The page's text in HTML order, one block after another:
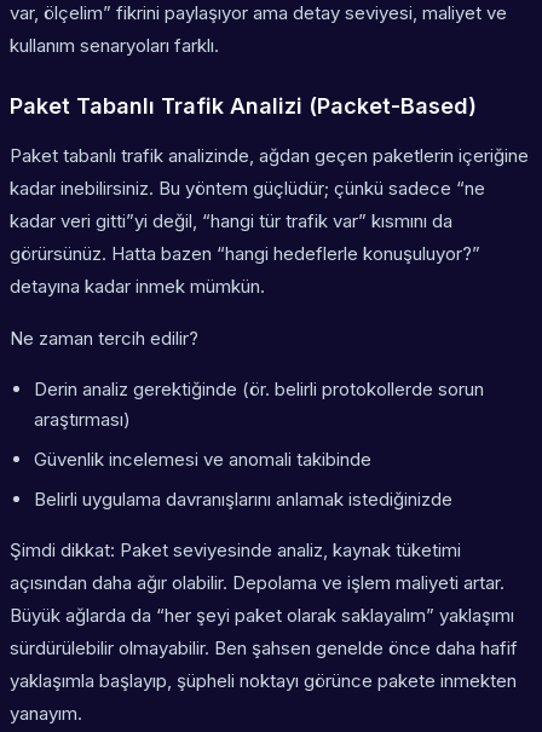
var, ölçelim” fikrini paylaşıyor ama detay seviyesi, maliyet ve
kullanım senaryoları farklı.
Paket Tabanlı Trafik Analizi (Packet-Based)
Paket tabanlı trafik analizinde, ağdan geçen paketlerin içeriğine
kadar inebilirsiniz. Bu yöntem güçlüdür; çünkü sadece “ne
kadar veri gitti”yi değil, “hangi tür trafik var” kısmını da
görürsünüz. Hatta bazen “hangi hedeflerle konuşuluyor?”
detayına kadar inmek mümkün.
Ne zaman tercih edilir?
Derin analiz gerektiğinde (ör. belirli protokollerde sorun
araştırması)
Güvenlik incelemesi ve anomali takibinde
Belirli uygulama davranışlarını anlamak istediğinizde
Şimdi dikkat: Paket seviyesinde analiz, kaynak tüketimi
açısından daha ağır olabilir. Depolama ve işlem maliyeti artar.
Büyük ağlarda da “her şeyi paket olarak saklayalım” yaklaşımı
sürdürülebilir olmayabilir. Ben şahsen genelde önce daha hafif
yaklaşımla başlayıp, şüpheli noktayı görünce pakete inmekten
yanayım.